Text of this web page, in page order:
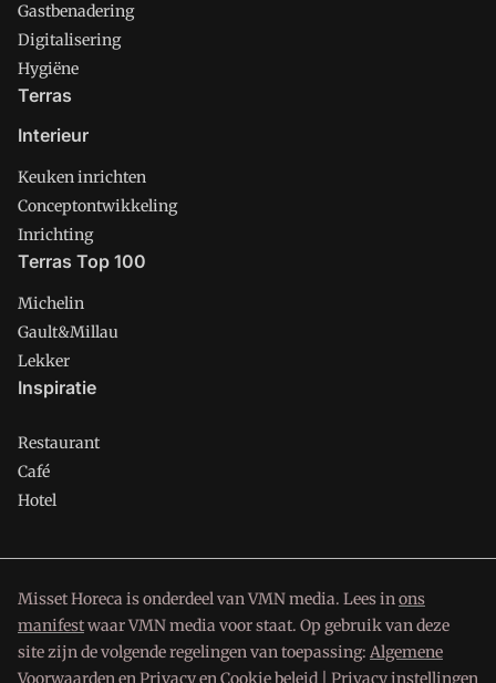
Gastbenadering
Digitalisering
Hygiëne
Terras
Interieur
Keuken inrichten
Conceptontwikkeling
Inrichting
Terras Top 100
Michelin
Gault&Millau
Lekker
Inspiratie
Restaurant
Café
Hotel
Misset Horeca is onderdeel van VMN media. Lees inons
manifestwaar VMN media voor staat. Op gebruik van deze
site zijn de volgende regelingen van toepassing: Algemene
Voorwaarden en Privacy en Cookie beleid Privacy instellingen